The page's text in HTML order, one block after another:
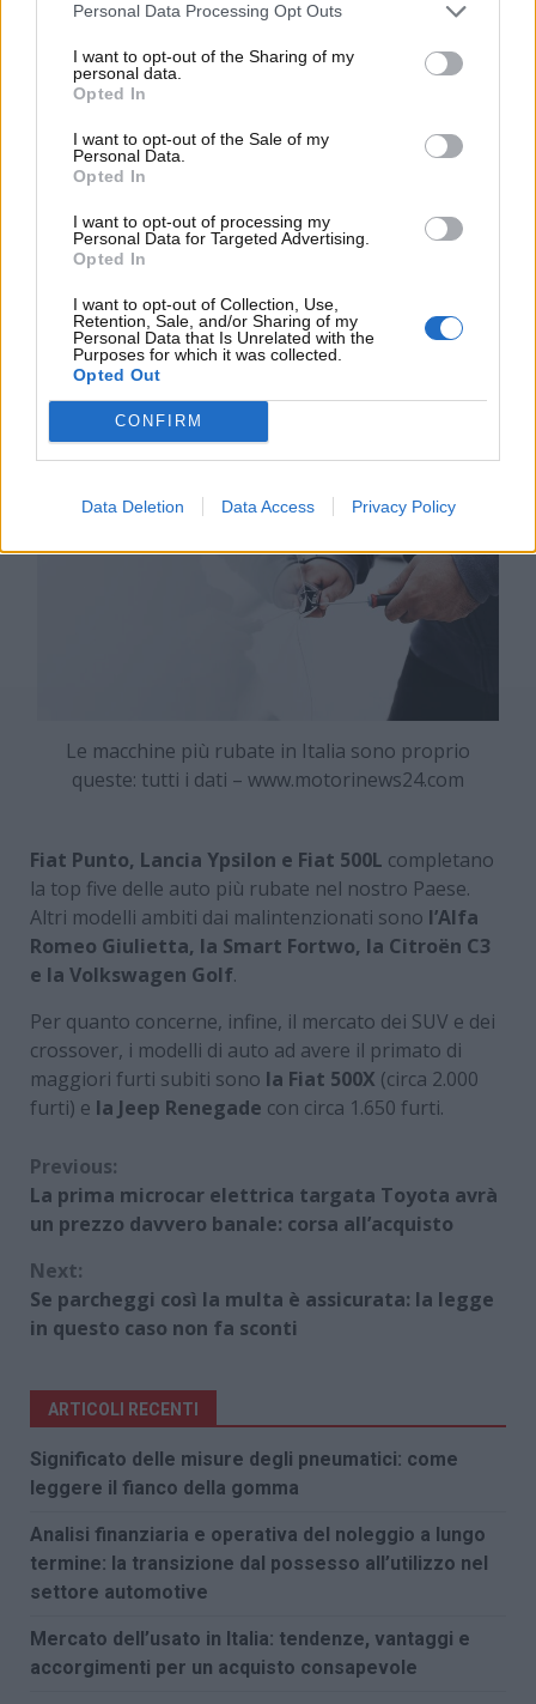
Personal Data Processing Opt Outs
I want to opt-out of the Sharing of my
personal data.
Opted In
I want to opt-out of the Sale of my
Personal Data.
Opted In
I want to opt-out of processing my
Personal Data for Targeted Advertising.
Opted In
I want to opt-out of Collection, Use,
Retention, Sale, and/or Sharing of my
Personal Data that Is Unrelated with the
Purposes for which it was collected.
Opted Out
CONFIRM
Data Deletion Data Access Privacy Policy
Le auto più rubate in Italia
sono proprio queste: il triste
primato
Il marchio che ha il triste primato di furti subiti in
ha subito più furti in Italia – stando ai dati più recenti
la Fiat Panda con oltre 12.500 esemplari
particolarmente ambiti sul mercato nero. A seguire,
troviamola Fiat 500, con quasi 6.000 furti in
totale.
Le macchine più rubate in Italia sono proprio
queste: tutti i dati – www.motorinews24.com
Fiat Punto, Lancia Ypsilon e Fiat 500L completano
la top five delle auto più rubate nel nostro Paese.
Altri modelli ambiti dai malintenzionati sono l’Alfa
Romeo Giulietta, la Smart Fortwo, la Citroën C3
e la Volkswagen Golf.
Per quanto concerne, infine, il mercato dei SUV e dei
crossover, i modelli di auto ad avere il primato di
maggiori furti subiti sono la Fiat 500X (circa 2.000
furti) e la Jeep Renegade con circa 1.650 furti.
Continue
Reading
Previous:
La prima microcar elettrica targata Toyota avrà
un prezzo davvero banale: corsa all’acquisto
Next:
Se parcheggi così la multa è assicurata: la legge
in questo caso non fa sconti
ARTICOLI RECENTI
Significato delle misure degli pneumatici: come
leggere il fianco della gomma
Analisi finanziaria e operativa del noleggio a lungo
termine: la transizione dal possesso all’utilizzo nel
settore automotive
Mercato dell’usato in Italia: tendenze, vantaggi e
accorgimenti per un acquisto consapevole